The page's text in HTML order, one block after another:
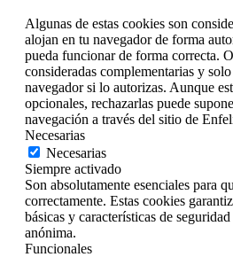
Algunas de estas cookies son
alojan en tu navegador de forma
pueda funcionar de forma correcta.
consideradas complementarias y
navegador si lo autorizas. Aunque
opcionales, rechazarlas puede
navegación a través del sitio de
Necesarias
Necesarias
Siempre activado
Son absolutamente esenciales para
correctamente. Estas cookies
básicas y características de
anónima.
Funcionales